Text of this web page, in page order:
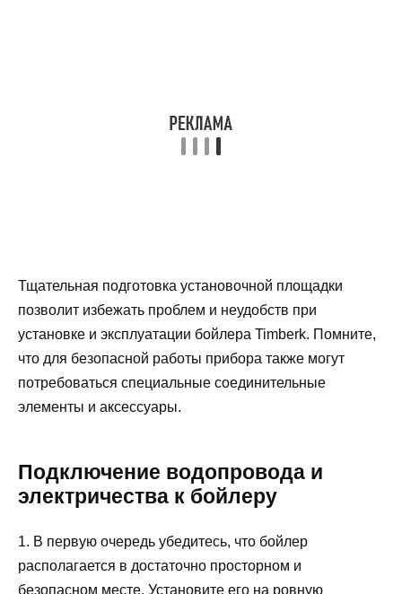
Тщательная подготовка установочной площадки
позволит избежать проблем и неудобств при
установке и эксплуатации бойлера Timberk. Помните,
что для безопасной работы прибора также могут
потребоваться специальные соединительные
элементы и аксессуары.
Подключение водопровода и
электричества к бойлеру
1. В первую очередь убедитесь, что бойлер
располагается в достаточно просторном и
безопасном месте. Установите его на ровную